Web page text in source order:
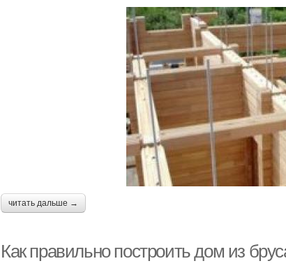
читать дальше →
Как правильно построить дом из